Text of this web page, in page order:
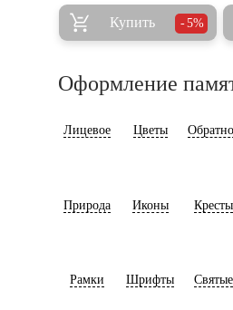
Купить 5%
Оформление
Лицевое Цветы
Природа Иконы Кресты
Рамки Шрифты Святые